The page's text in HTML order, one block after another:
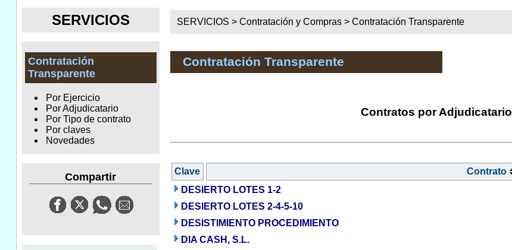
SERVICIOS
Contratación
Transparente
Por Ejercicio
Por Adjudicatario
Por Tipo de contrato
Por claves
Novedades
Compartir
SERVICIOS >Contratación y Compras >Contratación Transparente
Contratación Transparente
Contratos por Adjudicatario
Clave
Contrato
DESIERTO LOTES 1-2
DESIERTO LOTES 2-4-5-10
DESISTIMIENTO PROCEDIMIENTO
DIA CASH, S.L.